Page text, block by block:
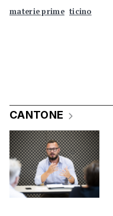
materie prime ticino
CANTONE